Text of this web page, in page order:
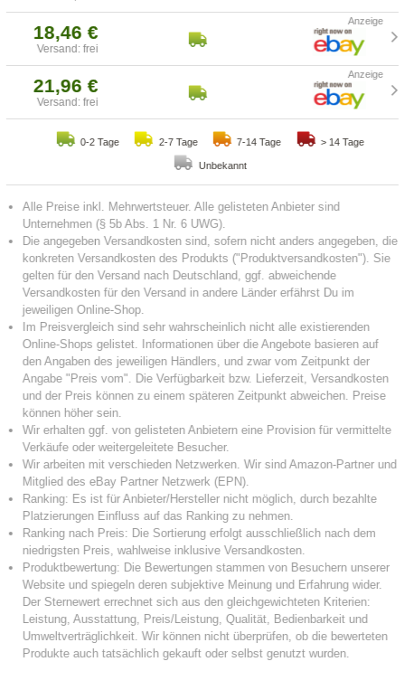
18,46 €
Versand: frei
21,96 €
Versand: frei
0-2 Tage 2-7 Tage 7-14 Tage > 14 Tage
Unbekannt